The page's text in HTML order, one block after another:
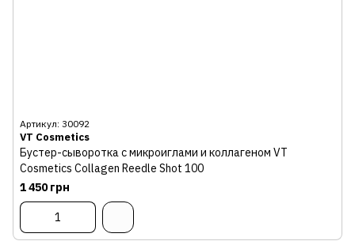
Артикул: 30092
VT Cosmetics
Бустер-сыворотка с микроиглами и коллагеном VT
Cosmetics Collagen Reedle Shot 100
1 450 грн